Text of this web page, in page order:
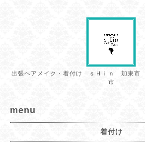
出張ヘアメイク・着付け ｓＨｉｎ 加東
市
menu
着付け